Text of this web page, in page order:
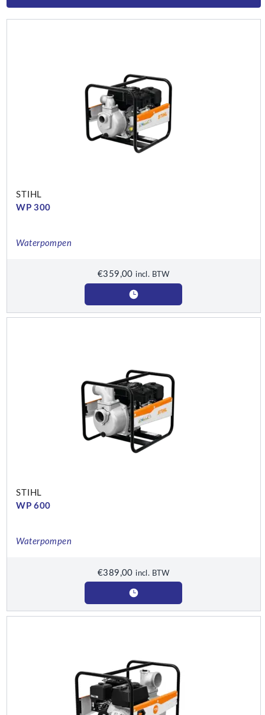
STIHL
WP 300
Waterpompen
€359,00 incl. BTW
STIHL
WP 600
Waterpompen
€389,00 incl. BTW